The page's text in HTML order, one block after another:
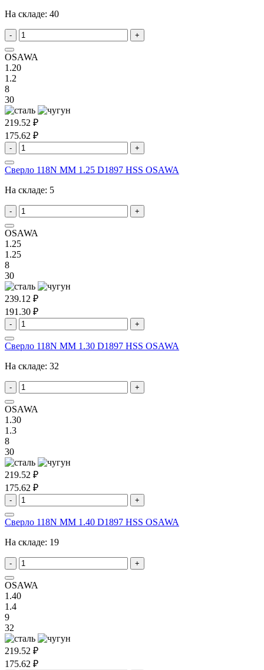
На складе: 40
- +
OSAWA
1.20
1.2
8
30
219.52 ₽
175.62 ₽
- +
Сверло 118N MM 1.25 D1897 HSS OSAWA
На складе: 5
- +
OSAWA
1.25
1.25
8
30
239.12 ₽
191.30 ₽
- +
Сверло 118N MM 1.30 D1897 HSS OSAWA
На складе: 32
- +
OSAWA
1.30
1.3
8
30
219.52 ₽
175.62 ₽
- +
Сверло 118N MM 1.40 D1897 HSS OSAWA
На складе: 19
- +
OSAWA
1.40
1.4
9
32
219.52 ₽
175.62 ₽